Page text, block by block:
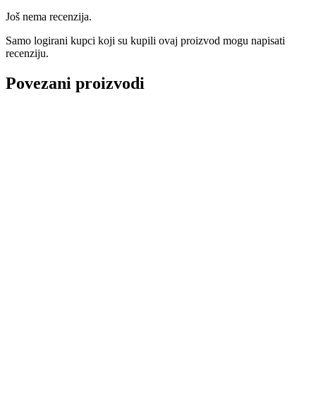
Još nema recenzija.
Samo logirani kupci koji su kupili ovaj proizvod mogu napisati
recenziju.
Povezani proizvodi